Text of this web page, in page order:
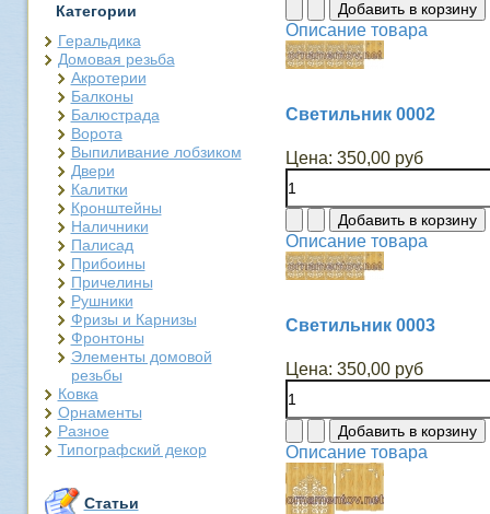
Категории
Геральдика
Домовая резьба
Акротерии
Балконы
Балюстрада
Ворота
Выпиливание лобзиком
Двери
Калитки
Кронштейны
Наличники
Палисад
Прибоины
Причелины
Рушники
Фризы и Карнизы
Фронтоны
Элементы домовой
резьбы
Ковка
Орнаменты
Разное
Типографский декор
Статьи
Описание товара
Светильник 0002
Цена: 350,00 руб
Описание товара
Светильник 0003
Цена: 350,00 руб
Описание товара